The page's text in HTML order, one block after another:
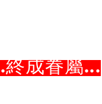
成眷屬...